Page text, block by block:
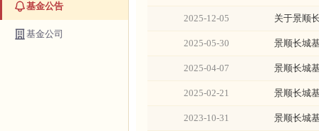
基金公告
基金公司
2025-12-05 关于景顺
2025-05-30 景顺长城
2025-04-07 景顺长城
2025-02-21 景顺长城
2023-10-31 景顺长城